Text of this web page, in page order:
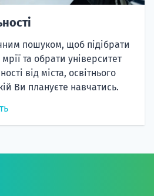
пошуком, щоб підібрати
мрії та обрати університет
від міста, освітнього
Ви плануєте навчатись.